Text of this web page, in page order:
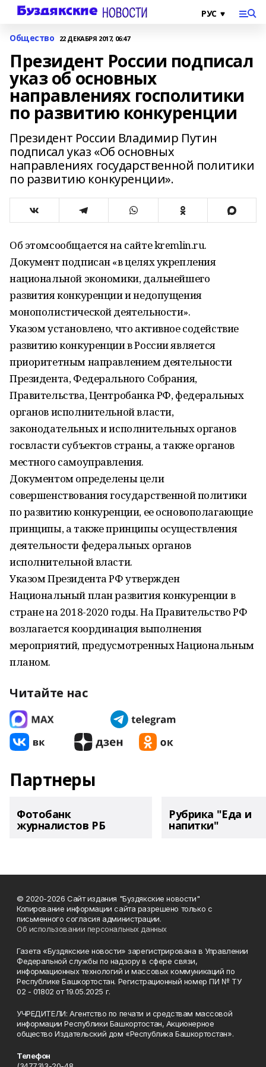
Общество 22 ДЕКАБРЯ 2017, 06:47
Президент России подписал
указ об основных
направлениях госполитики
по развитию конкуренции
Президент России Владимир Путин
подписал указ «Об основных
направлениях государственной политики
по развитию конкуренции».
Об этомсообщается на сайте kremlin.ru.
Документ подписан «в целях укрепления
национальной экономики, дальнейшего
развития конкуренции и недопущения
монополистической деятельности».
Указом установлено, что активное содействие
развитию конкуренции в России является
приоритетным направлением деятельности
Президента, Федерального Собрания,
Правительства, Центробанка РФ, федеральных
органов исполнительной власти,
законодательных и исполнительных органов
госвласти субъектов страны, а также органов
местного самоуправления.
Документом определены цели
совершенствования государственной политики
по развитию конкуренции, ее основополагающие
принципы, а также принципы осуществления
деятельности федеральных органов
исполнительной власти.
Указом Президента РФ утвержден
Национальный план развития конкуренции в
стране на 2018-2020 годы. На Правительство РФ
возлагается координация выполнения
мероприятий, предусмотренных Национальным
планом.
Читайте нас
Партнеры
Фотобанк
журналистов РБ
Рубрика "Еда и
напитки"
© 2020-2026 Сайт издания "Буздякские новости"
Копирование информации сайта разрешено только с
письменного согласия администрации.
Об использовании персональных данных
Газета «Буздякские новости» зарегистрирована в Управлении
Федеральной службы по надзору в сфере связи,
информационных технологий и массовых коммуникаций по
Республике Башкортостан. Регистрационный номер ПИ № ТУ
02 - 01802 от 19.05.2025 г.
УЧРЕДИТЕЛИ: Агентство по печати и средствам массовой
информации Республики Башкортостан, Акционерное
общество Издательский дом «Республика Башкортостан».
Телефон